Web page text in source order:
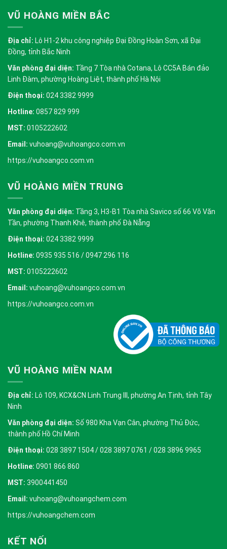
VŨ HOÀNG MIỀN BẮC
Địa chỉ: Lô H1-2 khu công nghiệp Đại Đồng Hoàn Sơn, xã Đại
Đồng, tỉnh Bắc Ninh
Văn phòng đại diện: Tầng 7 Tòa nhà Cotana, Lô CC5A Bán đảo
Linh Đàm, phường Hoàng Liệt, thành phố Hà Nội
Điện thoại: 024 3382 9999
Hotline: 0857 829 999
MST: 0105222602
Email: vuhoang@vuhoangco.com.vn
https://vuhoangco.com.vn
VŨ HOÀNG MIỀN TRUNG
Văn phòng đại diện: Tầng 3, H3-B1 Tòa nhà Savico số 66 Võ Văn
Tần, phường Thanh Khê, thành phố Đà Nẵng
Điện thoại: 024 3382 9999
Hotline: 0935 935 516 / 0947 296 116
MST: 0105222602
Email: vuhoang@vuhoangco.com.vn
https://vuhoangco.com.vn
VŨ HOÀNG MIỀN NAM
Địa chỉ: Lô 109, KCX&CN Linh Trung III, phường An Tịnh, tỉnh Tây
Ninh
Văn phòng đại diện: Số 980 Kha Vạn Cân, phường Thủ Đức,
thành phố Hồ Chí Minh
Điện thoại: 028 3897 1504 / 028 3897 0761 / 028 3896 9965
Hotline: 0901 866 860
MST: 3900441450
Email: vuhoang@vuhoangchem.com
https://vuhoangchem.com
KẾT NỐI